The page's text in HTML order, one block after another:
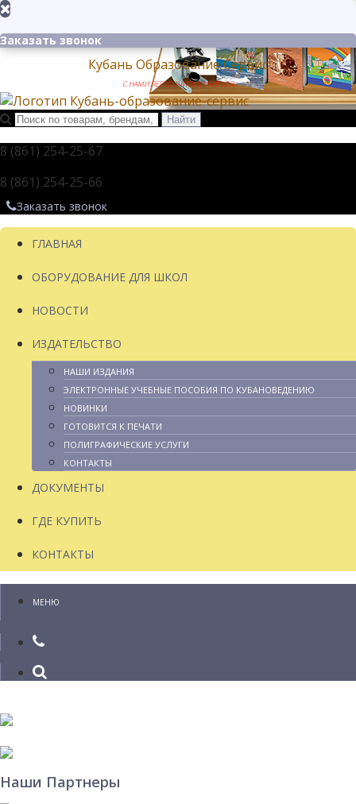
Заказать звонок
Кубань Образование Сервис
С НАМИ ЛЕГЧЕ УЧИТЬ И УЧИТЬСЯ!
8 (861) 254-25-67
8 (861) 254-25-66
Заказать звонок
ГЛАВНАЯ
ОБОРУДОВАНИЕ ДЛЯ ШКОЛ
НОВОСТИ
ИЗДАТЕЛЬСТВО
НАШИ ИЗДАНИЯ
ЭЛЕКТРОННЫЕ УЧЕБНЫЕ ПОСОБИЯ ПО КУБАНОВЕДЕНИЮ
НОВИНКИ
ГОТОВИТСЯ К ПЕЧАТИ
ПОЛИГРАФИЧЕСКИЕ УСЛУГИ
КОНТАКТЫ
ДОКУМЕНТЫ
ГДЕ КУПИТЬ
КОНТАКТЫ
МЕНЮ
Наши Партнеры